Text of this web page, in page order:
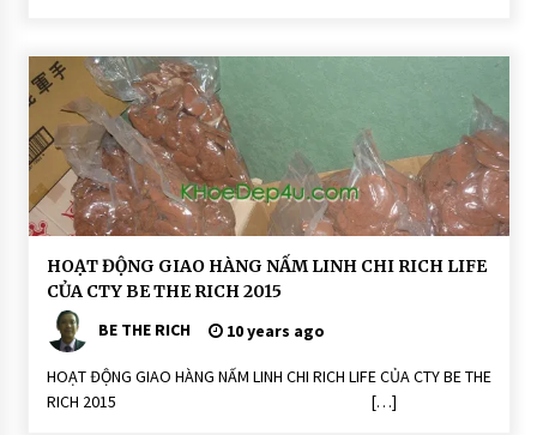
H
Ạ
Đ
Ộ
G
H
HOẠT ĐỘNG GIAO HÀNG NẤM LINH CHI RICH LIFE
CỦA CTY BE THE RICH 2015
BE THE RICH
10 years ago
HOẠT ĐỘNG GIAO HÀNG NẤM LINH CHI RICH LIFE CỦA CTY BE THE
RICH 2015 […]